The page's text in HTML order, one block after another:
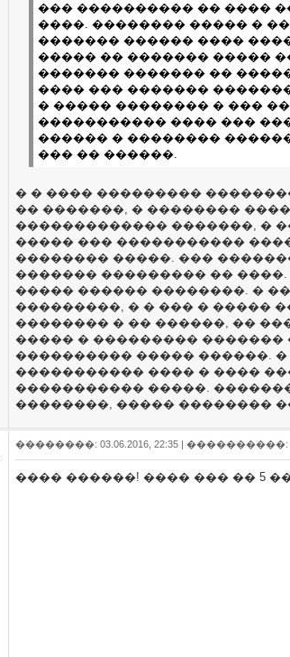
��� ���������� �� ����
����. �������� ����� �
������� ������ ����
����� �� ������� �����
������� ������� ��
���� ��� �������
� ����� �������� � ���
����������� ���� ���
������ � ��������
��� �� ������.
� � ���� ���������
�� �������, � ��������
������������� �������, �
����� ��� �����������
�������� �����. ���
������� ��������� ��
����� ������ ��������. �
���������, � � ��� � �����
�������� � �� ������, ��
����� � ��������� �������
���������� ����� ������.
����������� ���� � ����
����������� �����.
��������, ����� ��������
��������: 03.06.2016, 22:35 | ����������:
���� ������! ���� ��� �� 5